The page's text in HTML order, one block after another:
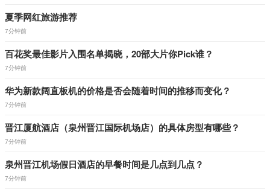
夏季网红旅游推荐
7分钟前
百花奖最佳影片入围名单揭晓，20部大片你Pick谁？
7分钟前
华为新款阔直板机的价格是否会随着时间的推移而变化？
7分钟前
晋江厦航酒店（泉州晋江国际机场店）的具体房型有哪些？
7分钟前
泉州晋江机场假日酒店的早餐时间是几点到几点？
7分钟前